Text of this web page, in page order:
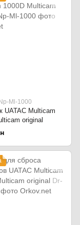
Ml-1000
UATAC Multicam
original